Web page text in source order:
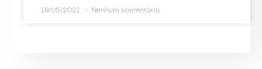
19/05/2021 Nenhum comentário